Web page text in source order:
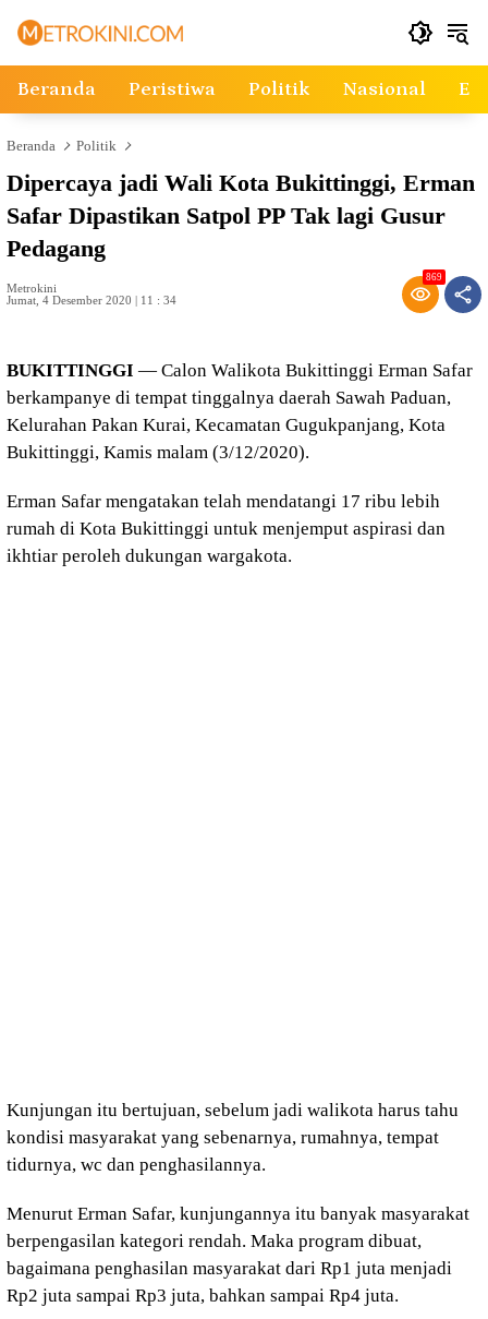
Beranda Peristiwa Politik Nasional
Beranda Politik
Dipercaya jadi Wali Kota Bukittinggi, Erman
Safar Dipastikan Satpol PP Tak lagi Gusur
Pedagang
Metrokini
Jumat, 4 Desember 2020 | 11 : 34
869
BUKITTINGGI — Calon Walikota Bukittinggi Erman Safar
berkampanye di tempat tinggalnya daerah Sawah Paduan,
Kelurahan Pakan Kurai, Kecamatan Gugukpanjang, Kota
Bukittinggi, Kamis malam (3/12/2020).
Erman Safar mengatakan telah mendatangi 17 ribu lebih
rumah di Kota Bukittinggi untuk menjemput aspirasi dan
ikhtiar peroleh dukungan wargakota.
Kunjungan itu bertujuan, sebelum jadi walikota harus tahu
kondisi masyarakat yang sebenarnya, rumahnya, tempat
tidurnya, wc dan penghasilannya.
Menurut Erman Safar, kunjungannya itu banyak masyarakat
berpengasilan kategori rendah. Maka program dibuat,
bagaimana penghasilan masyarakat dari Rp1 juta menjadi
Rp2 juta sampai Rp3 juta, bahkan sampai Rp4 juta.